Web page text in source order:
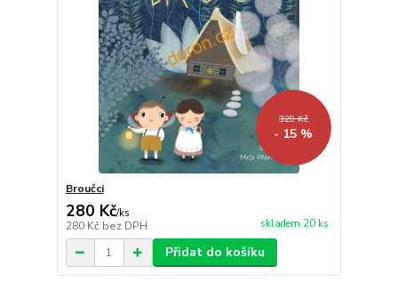
329 Kč
- 15 %
Broučci
280 Kč/ks
280 Kč bez DPH skladem 20 ks
Přidat do košíku